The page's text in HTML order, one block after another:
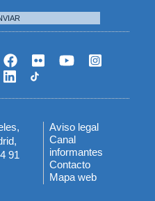
91
Menú
del
pie
Aviso legal
Canal
informantes
Contacto
Mapa web